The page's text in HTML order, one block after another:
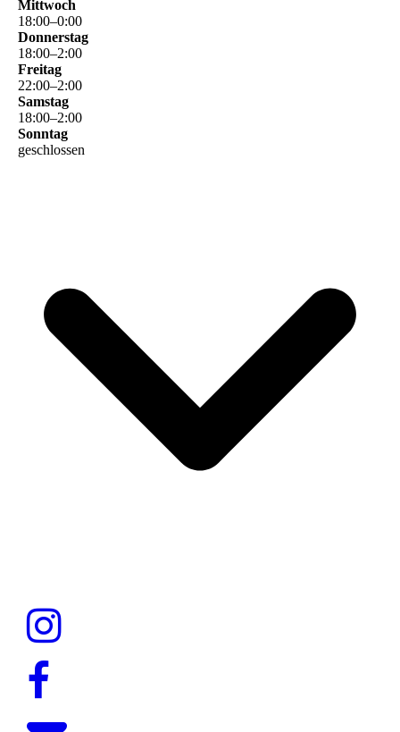
Mittwoch
18:00–0:00
Donnerstag
18:00–2:00
Freitag
22:00–2:00
Samstag
18:00–2:00
Sonntag
geschlossen